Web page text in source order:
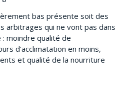
bas présente soit des
arbitrages qui ne vont pas dans
moindre qualité de
d'acclimatation en moins,
et qualité de la nourriture